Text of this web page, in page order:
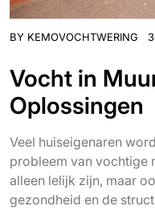
BY KEMOVOCHTWERING
Vocht in
Oplossingen
Veel huiseigenaren
probleem van vochtige
alleen lelijk zijn, maar
gezondheid en de